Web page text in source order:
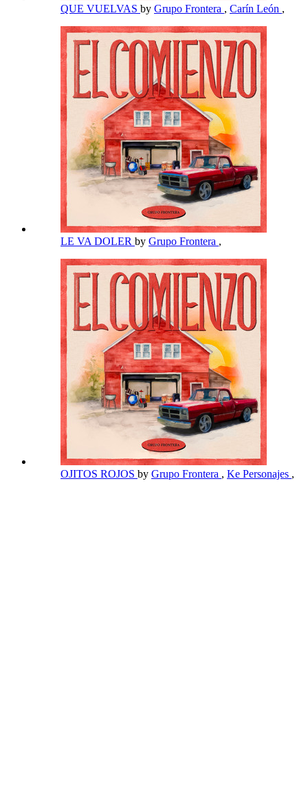
QUE VUELVAS by Grupo Frontera , Carín León ,
LE VA DOLER by Grupo Frontera ,
OJITOS ROJOS by Grupo Frontera , Ke Personajes ,